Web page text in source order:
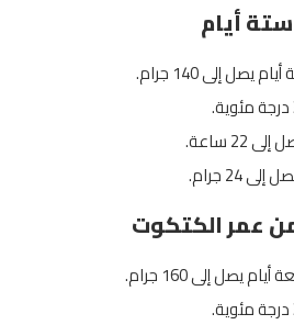
أيام
إلى 140 جرام.
ساعة.
24 جرام.
عمر الكتكوت
يصل إلى 160 جرام.